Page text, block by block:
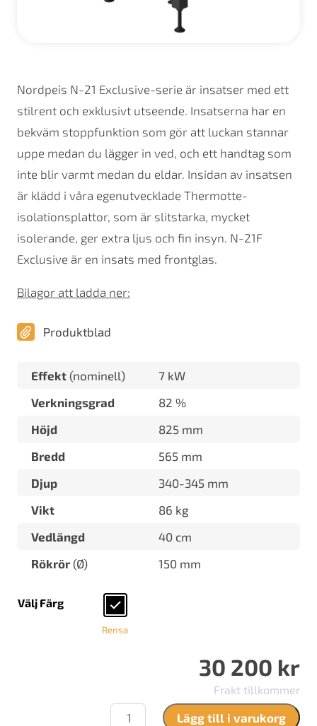
Nordpeis N-21 Exclusive-serie är insatser med ett
stilrent och exklusivt utseende. Insatserna har en
bekväm stoppfunktion som gör att luckan stannar
uppe medan du lägger in ved, och ett handtag som
inte blir varmt medan du eldar. Insidan av insatsen
är klädd i våra egenutvecklade Thermotte-
isolationsplattor, som är slitstarka, mycket
isolerande, ger extra ljus och fin insyn. N-21F
Exclusive är en insats med frontglas.
Bilagor att ladda ner:
Produktblad
Effekt (nominell)
7 kW
Verkningsgrad
82 %
Höjd
825 mm
Bredd
565 mm
Djup
340-345 mm
Vikt
86 kg
Vedlängd
40 cm
Rökrör (Ø) 150 mm
Välj Färg
Rensa
30 200 kr
Frakt tillkommer
Nordpeis
Lägg till i varukorg